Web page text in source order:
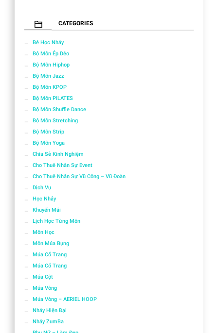
CATEGORIES
Bé Học Nhảy
Bộ Môn Ép Dẻo
Bộ Môn Hiphop
Bộ Môn Jazz
Bộ Môn KPOP
Bộ Môn PILATES
Bộ Môn Shuffle Dance
Bộ Môn Stretching
Bộ Môn Strip
Bộ Môn Yoga
Chia Sẻ Kinh Nghiệm
Cho Thuê Nhân Sự Event
Cho Thuê Nhân Sự Vũ Công – Vũ Đoàn
Dịch Vụ
Học Nhảy
Khuyến Mãi
Lịch Học Từng Môn
Môn Học
Môn Múa Bụng
Múa Cổ Trang
Múa Cổ Trang
Múa Cột
Múa Vòng
Múa Vòng – AERIEL HOOP
Nhảy Hiện Đại
Nhảy ZumBa